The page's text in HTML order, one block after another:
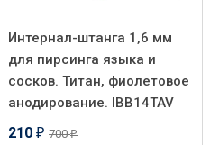
Интернал-штанга 1,6 мм
для пирсинга языка и
сосков. Титан, фиолетовое
анодирование. IBB14TAV
210 ₽ 700₽